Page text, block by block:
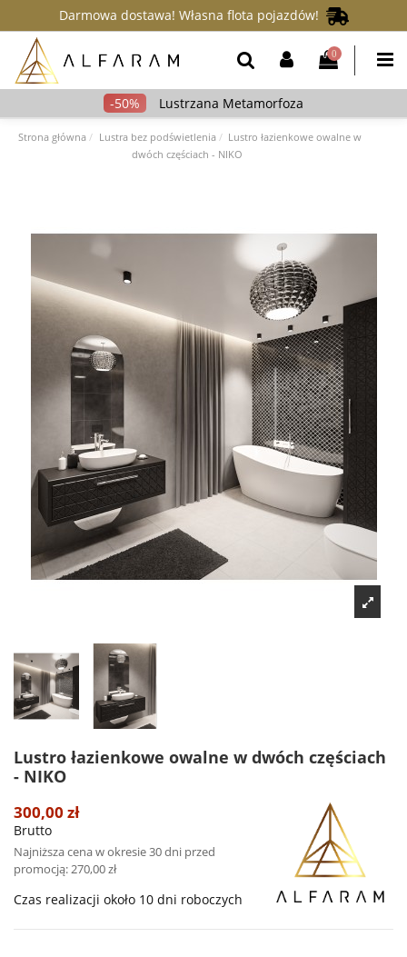
Darmowa dostawa! Własna flota pojazdów!
0
Lustrzana Metamorfoza
Strona główna Lustra bez podświetlenia
Lustro łazienkowe owalne w
dwóch częściach - NIKO
Lustro łazienkowe owalne w dwóch częściach
- NIKO
300,00 zł
Brutto
Najniższa cena w okresie 30 dni przed
promocją:270,00 zł
Czas realizacji około 10 dni roboczych